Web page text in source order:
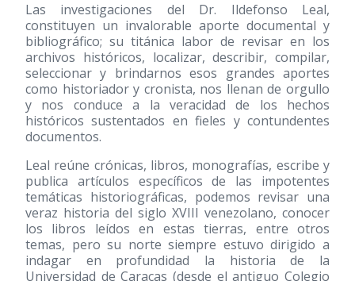
Las investigaciones del Dr. Ildefonso Leal,
constituyen un invalorable aporte documental y
bibliográfico; su titánica labor de revisar en los
archivos históricos, localizar, describir, compilar,
seleccionar y brindarnos esos grandes aportes
como historiador y cronista, nos llenan de orgullo
y nos conduce a la veracidad de los hechos
históricos sustentados en fieles y contundentes
documentos.
Leal reúne crónicas, libros, monografías, escribe y
publica artículos específicos de las impotentes
temáticas historiográficas, podemos revisar una
veraz historia del siglo XVIII venezolano, conocer
los libros leídos en estas tierras, entre otros
temas, pero su norte siempre estuvo dirigido a
indagar en profundidad la historia de la
Universidad de Caracas (desde el antiguo Colegio